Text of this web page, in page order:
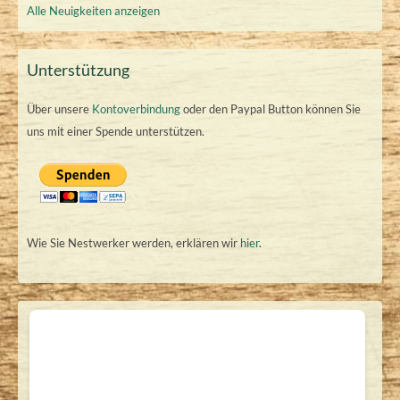
Alle Neuigkeiten anzeigen
Unterstützung
Über unsere Kontoverbindungoder den Paypal Button können Sie
uns mit einer Spende unterstützen.
Wie Sie Nestwerker werden, erklären wir hier.